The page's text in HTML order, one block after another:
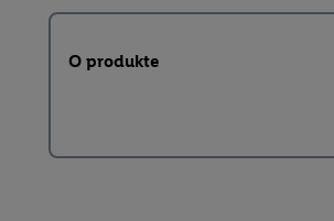
O produkte